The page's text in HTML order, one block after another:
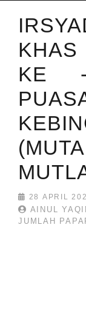
KE -
28 APRIL
AINUL
JUMLAH